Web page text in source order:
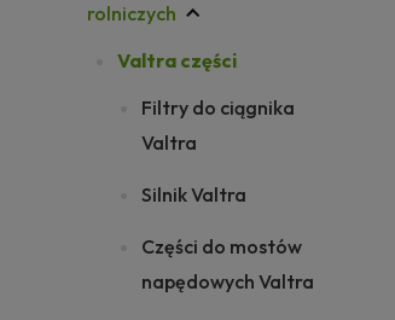
rolniczych
Valtra części
Filtry do ciągnika
Valtra
Silnik Valtra
Części do mostów
napędowych Valtra